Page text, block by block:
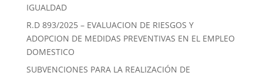
IGUALDAD
R.D 893/2025 – EVALUACION DE RIESGOS Y
ADOPCION DE MEDIDAS PREVENTIVAS EN EL EMPLEO
DOMESTICO
SUBVENCIONES PARA LA REALIZACIÓN DE